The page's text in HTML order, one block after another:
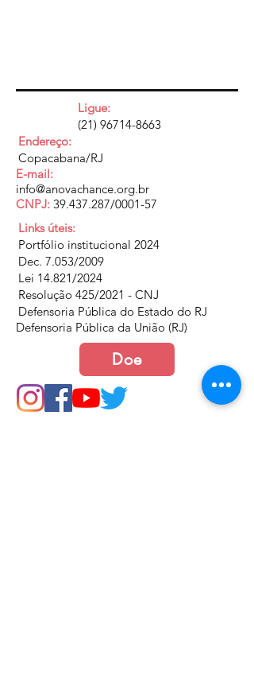
Ligue:
(21) 96714-8663
Endereço:
Copacabana/RJ
E-mail:
info@anovachance.org.br
CNPJ: 39.437.287/0001-57
Links úteis:
Portfólio institucional 2024
Dec. 7.053/2009
Lei 14.821/2024
Resolução 425/2021 - CNJ
Defensoria Pública do Estado do RJ
Defensoria Pública da União (RJ)
Doe